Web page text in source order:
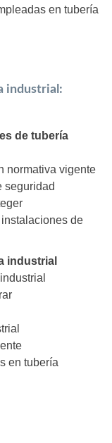
en tubería
industrial:
de tubería
normativa vigente
seguridad
de
industrial
en tubería